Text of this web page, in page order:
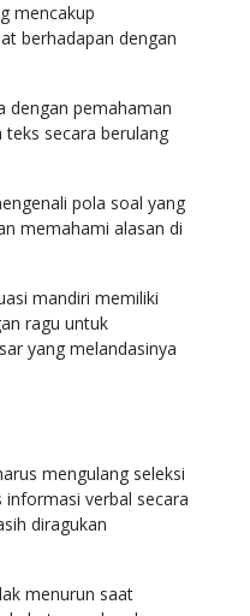
mencakup
berhadapan dengan
dengan pemahaman
secara berulang
pola soal yang
memahami alasan di
mandiri memiliki
ragu untuk
yang melandasinya
mengulang seleksi
verbal secara
diragukan
menurun saat